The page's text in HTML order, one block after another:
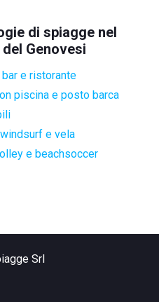
di spiagge nel
Genovesi
e ristorante
piscina e posto barca
e vela
e beachsoccer
Srl